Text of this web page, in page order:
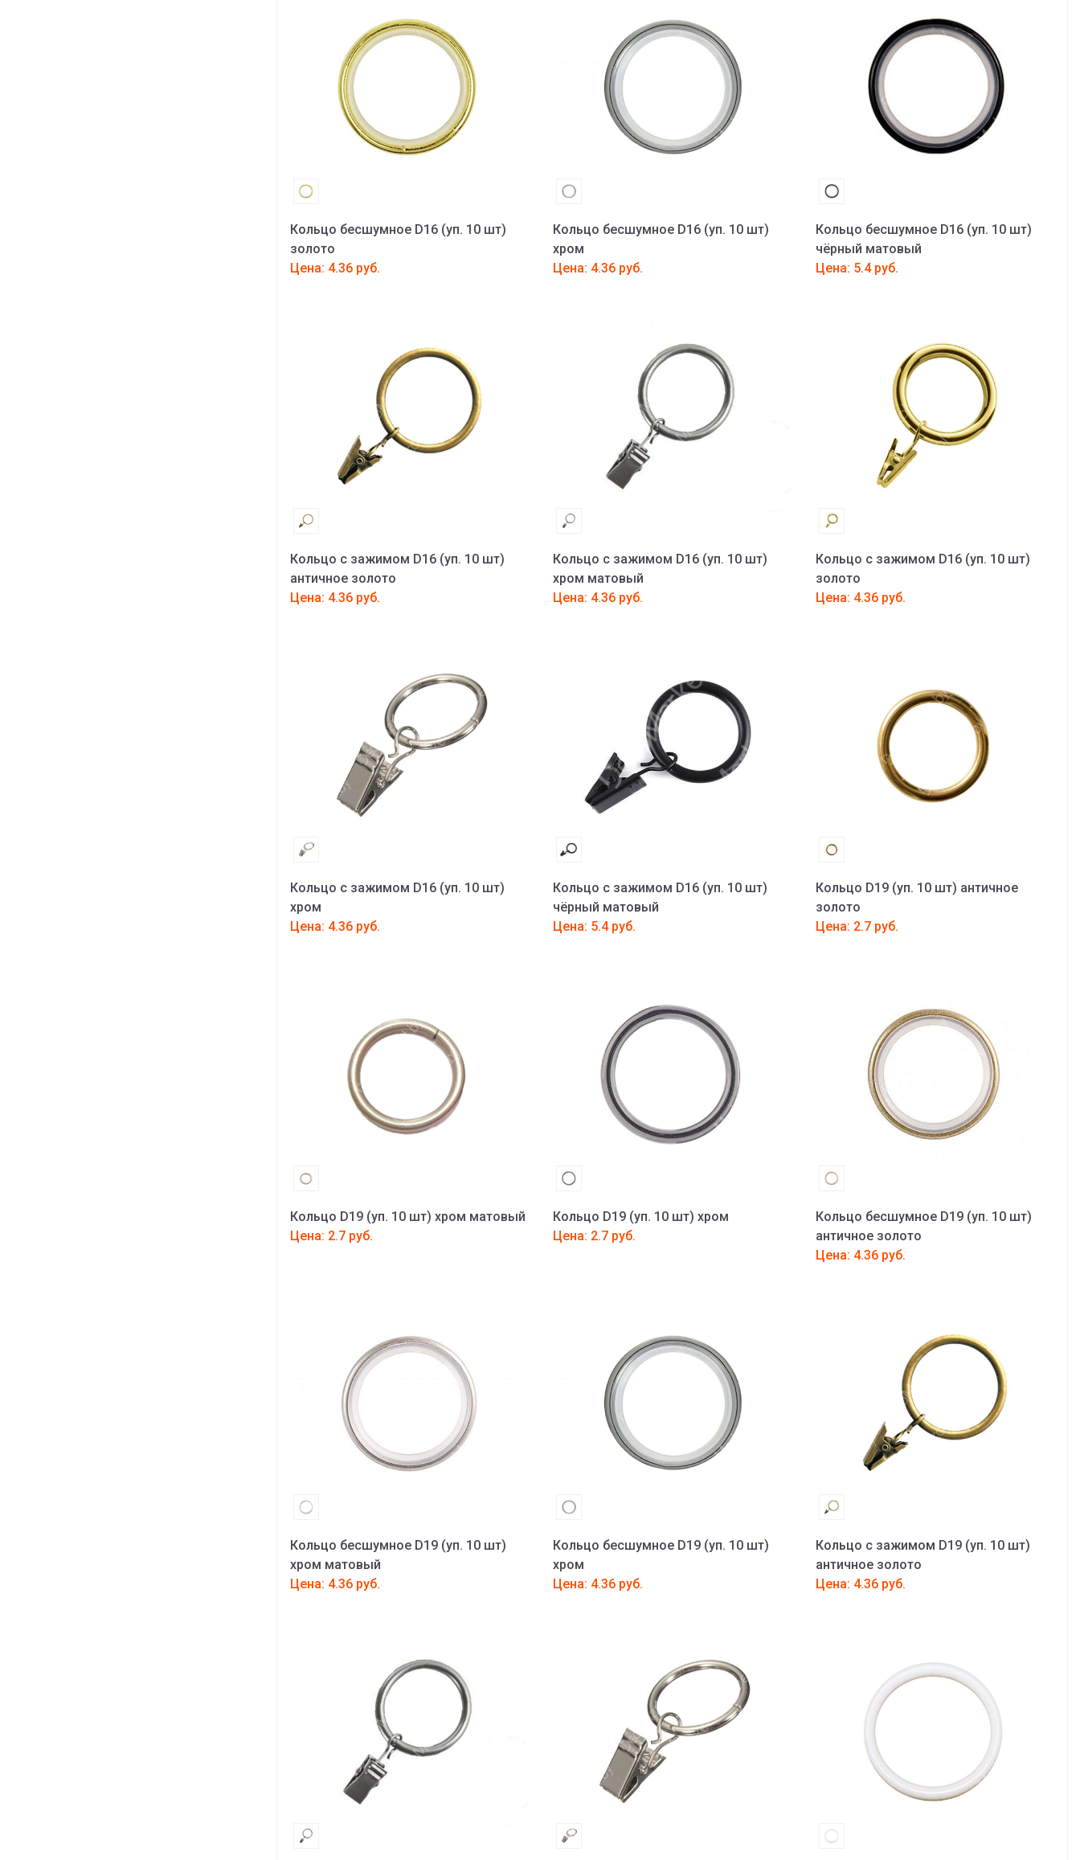
Кольцо бесшумное D16 (уп. 10 шт)
золото
Цена: 4.36 руб.
Кольцо бесшумное D16 (уп. 10 шт)
хром
Цена: 4.36 руб.
Кольцо бесшумное D16 (уп. 10 шт)
чёрный матовый
Цена: 5.4 руб.
Кольцо с зажимом D16 (уп. 10 шт)
античное золото
Цена: 4.36 руб.
Кольцо с зажимом D16 (уп. 10 шт)
хром матовый
Цена: 4.36 руб.
Кольцо с зажимом D16 (уп. 10 шт)
золото
Цена: 4.36 руб.
Кольцо с зажимом D16 (уп. 10 шт)
хром
Цена: 4.36 руб.
Кольцо с зажимом D16 (уп. 10 шт)
чёрный матовый
Цена: 5.4 руб.
Кольцо D19 (уп. 10 шт) античное
золото
Цена: 2.7 руб.
Кольцо D19 (уп. 10 шт) хром матовый
Цена: 2.7 руб.
Кольцо D19 (уп. 10 шт) хром
Цена: 2.7 руб.
Кольцо бесшумное D19 (уп. 10 шт)
античное золото
Цена: 4.36 руб.
Кольцо бесшумное D19 (уп. 10 шт)
хром матовый
Цена: 4.36 руб.
Кольцо бесшумное D19 (уп. 10 шт)
хром
Цена: 4.36 руб.
Кольцо с зажимом D19 (уп. 10 шт)
античное золото
Цена: 4.36 руб.